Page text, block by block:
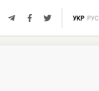
УКР РУС